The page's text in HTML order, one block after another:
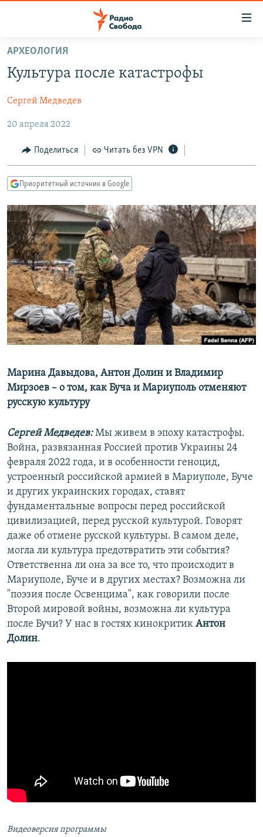
упрощенного
доступа
содержанию
Вернутся
главной
навигации
Вернутся
поиску
ПОДКАСТЫ
АВТОРСКИЕ ПРОЕКТЫ
ЦИТАТЫ СВОБОДЫ
МНЕНИЯ
КУЛЬТУРА
IDEL.РЕАЛИИ
КАВКАЗ.РЕАЛИИ
СЕВЕР.РЕАЛИИ
СИБИРЬ.РЕАЛИИ
РАСПИСАНИЕ ВЕЩАНИЯ
ПОДПИШИТЕСЬ НА РАССЫЛКУ
СОЦИАЛЬНЫЕ СЕТИ
Все сайты РСЕ/РС
АРХЕОЛОГИЯ
Культура после катастрофы
Сергей Медведев
20 апреля 2022
Поделиться Читать без VPN
Приоритетный источник в Google
Марина Давыдова, Антон Долин и Владимир
Мирзоев – о том, как Буча и Мариуполь отменяют
русскую культуру
Сергей Медведев:Мы живем в эпоху катастрофы.
Война, развязанная Россией против Украины 24
февраля 2022 года, и в особенности геноцид,
устроенный российской армией в Мариуполе, Буче
и других украинских городах, ставят
фундаментальные вопросы перед российской
цивилизацией, перед русской культурой. Говорят
даже об отмене русской культуры. В самом деле,
могла ли культура предотвратить эти события?
Ответственна ли она за все то, что происходит в
Мариуполе, Буче и в других местах? Возможна ли
"поэзия после Освенцима", как говорили после
Второй мировой войны, возможна ли культура
после Бучи? У нас в гостях кинокритик Антон
Долин.
Видеоверсия программы